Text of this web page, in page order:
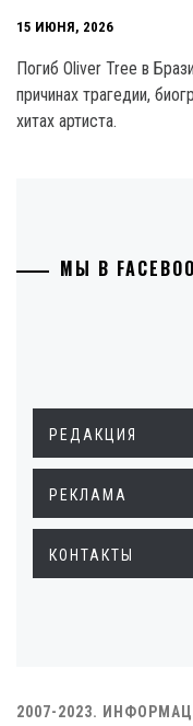
15 ИЮНЯ, 2026
Погиб Oliver Tree в
причинах трагедии,
хитах артиста.
МЫ В
РЕДАКЦИЯ
РЕКЛАМА
КОНТАКТЫ
2007-2023.